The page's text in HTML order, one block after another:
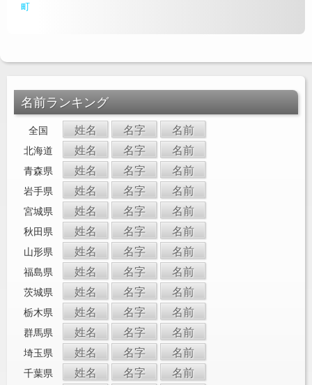
町
名前ランキング
全国 姓名 名字 名前
北海道 姓名 名字 名前
青森県 姓名 名字 名前
岩手県 姓名 名字 名前
宮城県 姓名 名字 名前
秋田県 姓名 名字 名前
山形県 姓名 名字 名前
福島県 姓名 名字 名前
茨城県 姓名 名字 名前
栃木県 姓名 名字 名前
群馬県 姓名 名字 名前
埼玉県 姓名 名字 名前
千葉県 姓名 名字 名前